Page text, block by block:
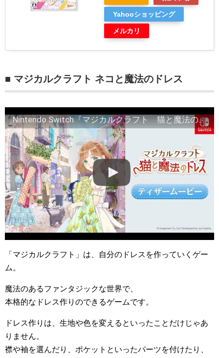
Yahooショッピング
メルカリ
■ マジカルクラフト ネコと魔法のドレス
Nintendo Switch『マジカルクラフト 猫と魔法のドレス』ティザームービー
「マジカルクラフト」は、自分のドレスを作っていくゲー
ム。
魔法のあるファンタジックな世界で、
本格的なドレス作りのできるゲームです。
ドレス作りは、生地や色を変えるといったことだけじゃあ
りません。
襟や袖を選んだり、ポケットといったパーツを付けたり、